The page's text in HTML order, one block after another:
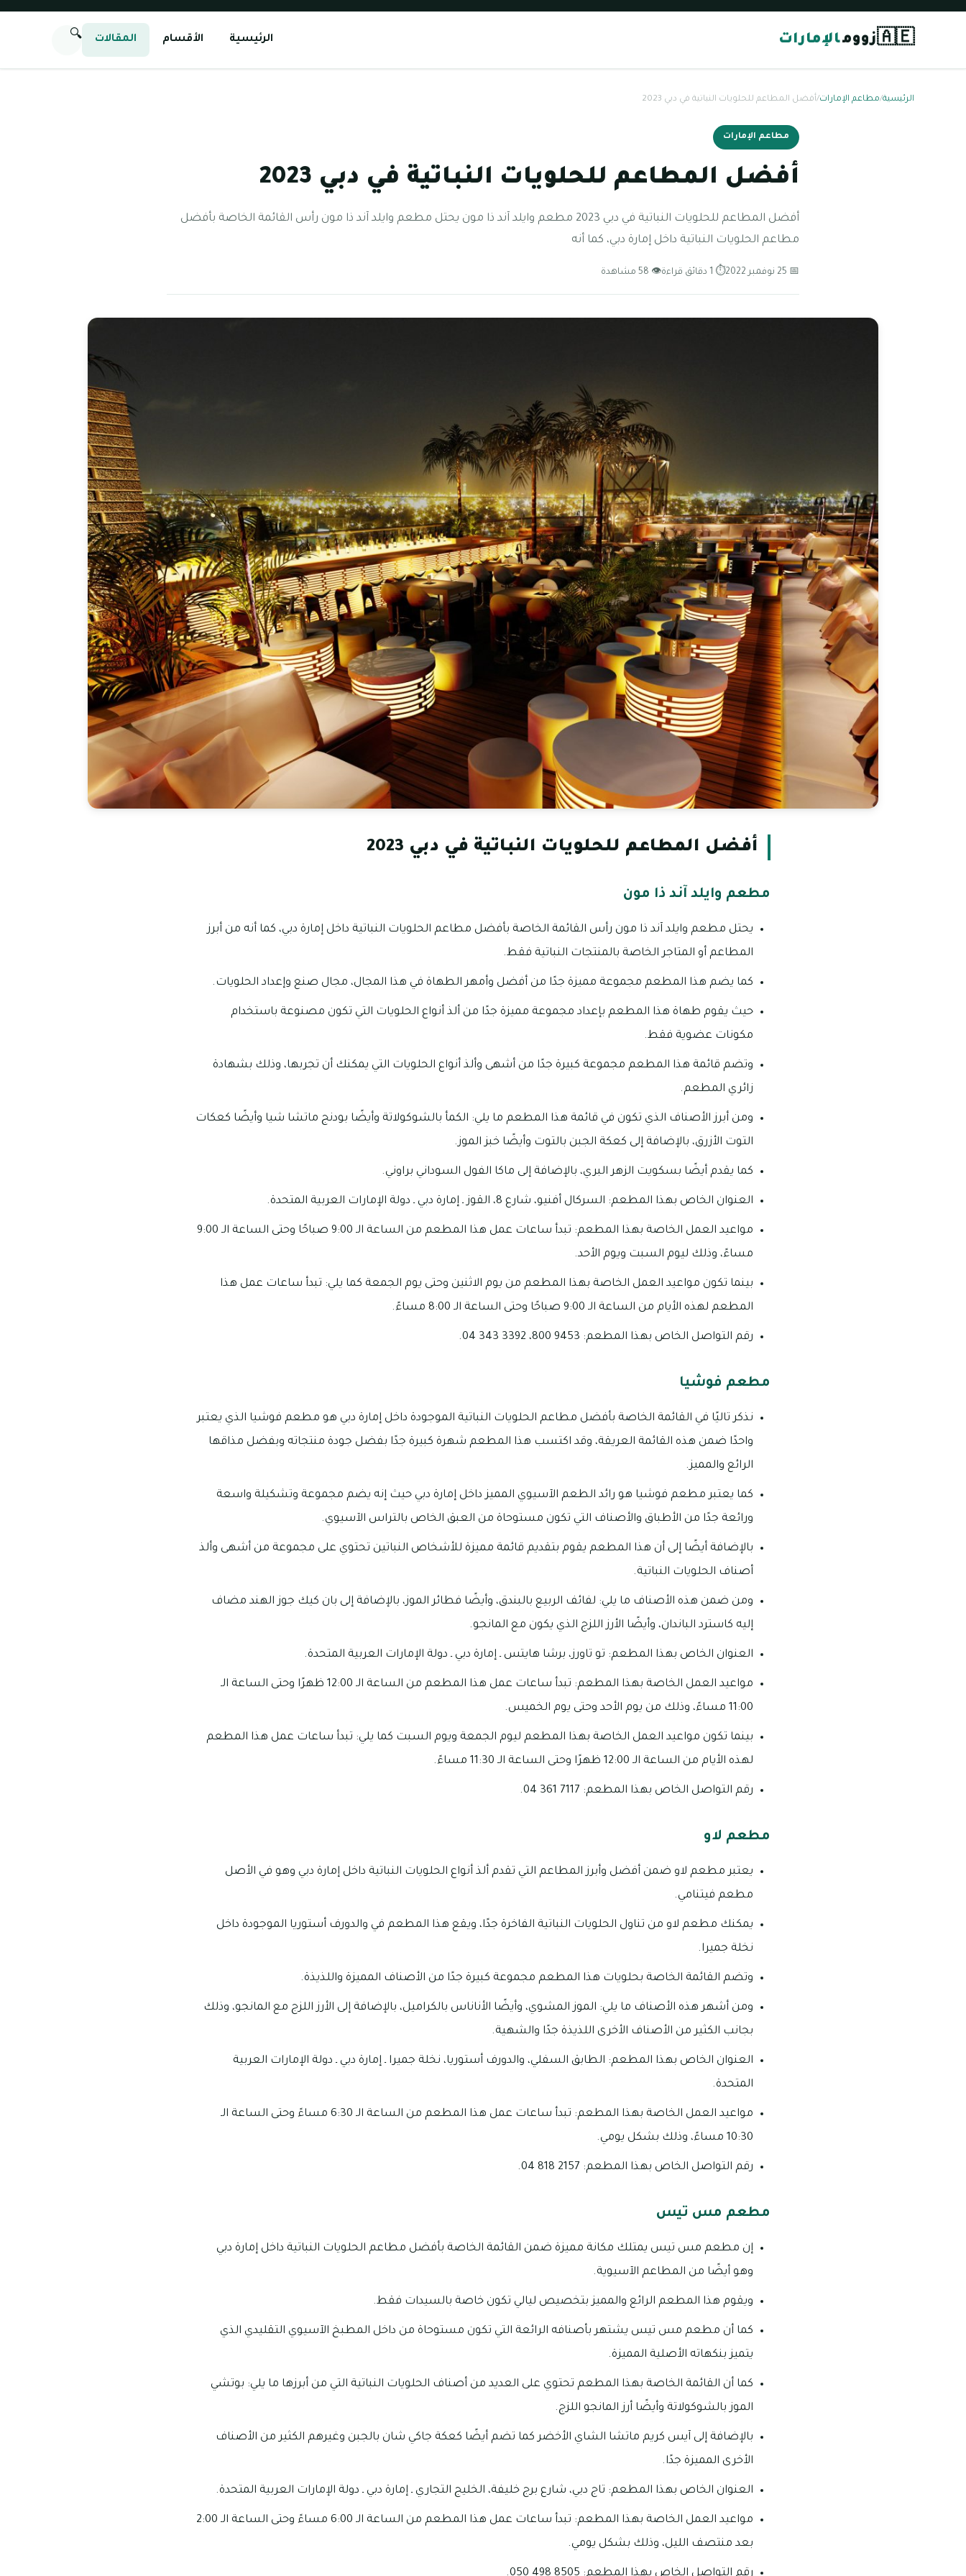
🇦🇪زوومالإمارات الرئيسية الأقسام المقالات 🔍
الرئيسية/مطاعم الإمارات/أفضل المطاعم للحلويات النباتية في دبي 2023
مطاعم الإمارات
أفضل المطاعم للحلويات النباتية في دبي 2023
أفضل المطاعم للحلويات النباتية في دبي 2023 مطعم وايلد آند ذا مون يحتل مطعم وايلد آند ذا مون رأس القائمة الخاصة بأفضل
مطاعم الحلويات النباتية داخل إمارة دبي، كما أنه
📅 25 نوفمبر 2022 ⏱ 1 دقائق قراءة 👁 58 مشاهدة
أفضل المطاعم للحلويات النباتية في دبي 2023
مطعم وايلد آند ذا مون
يحتل مطعم وايلد آند ذا مون رأس القائمة الخاصة بأفضل مطاعم الحلويات النباتية داخل إمارة دبي، كما أنه من أبرز
المطاعم أو المتاجر الخاصة بالمنتجات النباتية فقط.
كما يضم هذا المطعم مجموعة مميزة جدًا من أفضل وأمهر الطهاة في هذا المجال، مجال صنع وإعداد الحلويات.
حيث يقوم طهاة هذا المطعم بإعداد مجموعة مميزة جدًا من ألذ أنواع الحلويات التي تكون مصنوعة باستخدام
مكونات عضوية فقط.
وتضم قائمة هذا المطعم مجموعة كبيرة جدًا من أشهى وألذ أنواع الحلويات التي يمكنك أن تجربها، وذلك بشهادة
زائري المطعم.
ومن أبرز الأصناف الذي تكون في قائمة هذا المطعم ما يلي: الكمأ بالشوكولاتة وأيضًا بودنج ماتشا شيا وأيضًا كعكات
التوت الأزرق، بالإضافة إلى كعكة الجبن بالتوت وأيضًا خبز الموز.
كما يقدم أيضًا بسكويت الزهر البري، بالإضافة إلى ماكا الفول السوداني براوني.
العنوان الخاص بهذا المطعم: السركال أفنيو، شارع 8، القوز ـ إمارة دبي ـ دولة الإمارات العربية المتحدة.
مواعيد العمل الخاصة بهذا المطعم: تبدأ ساعات عمل هذا المطعم من الساعة الـ 9:00 صباحًا وحتى الساعة الـ 9:00
مساءً، وذلك ليوم السبت ويوم الأحد.
بينما تكون مواعيد العمل الخاصة بهذا المطعم من يوم الاثنين وحتى يوم الجمعة كما يلي: تبدأ ساعات عمل هذا
المطعم لهذه الأيام من الساعة الـ 9:00 صباحًا وحتى الساعة الـ 8:00 مساءً.
رقم التواصل الخاص بهذا المطعم: 9453 800، 3392 343 04.
مطعم فوشيا
نذكر تاليًا في القائمة الخاصة بأفضل مطاعم الحلويات النباتية الموجودة داخل إمارة دبي هو مطعم فوشيا الذي يعتبر
واحدًا ضمن هذه القائمة العريقة، وقد اكتسب هذا المطعم شهرة كبيرة جدًا بفضل جودة منتجاته وبفضل مذاقها
الرائع والمميز.
كما يعتبر مطعم فوشيا هو رائد الطعم الآسيوي المميز داخل إمارة دبي حيث إنه يضم مجموعة وتشكيلة واسعة
ورائعة جدًا من الأطباق والأصناف التي تكون مستوحاة من العبق الخاص بالتراس الآسيوي.
بالإضافة أيضًا إلى أن هذا المطعم يقوم بتقديم قائمة مميزة للأشخاص النباتين تحتوي على مجموعة من أشهى وألذ
أصناف الحلويات النباتية.
ومن ضمن هذه الأصناف ما يلي: لفائف الربيع بالبندق، وأيضًا فطائر الموز، بالإضافة إلى بان كيك جوز الهند مضاف
إليه كاسترد الباندان، وأيضًا الأرز اللزج الذي يكون مع المانجو.
العنوان الخاص بهذا المطعم: تو تاورز، برشا هايتس ـ إمارة دبي ـ دولة الإمارات العربية المتحدة.
مواعيد العمل الخاصة بهذا المطعم: تبدأ ساعات عمل هذا المطعم من الساعة الـ 12:00 ظهرًا وحتى الساعة الـ
11:00 مساءً، وذلك من يوم الأحد وحتى يوم الخميس.
بينما تكون مواعيد العمل الخاصة بهذا المطعم ليوم الجمعة ويوم السبت كما يلي: تبدأ ساعات عمل هذا المطعم
لهذه الأيام من الساعة الـ 12:00 ظهرًا وحتى الساعة الـ 11:30 مساءً.
رقم التواصل الخاص بهذا المطعم: 7117 361 04.
مطعم لاو
يعتبر مطعم لاو ضمن أفضل وأبرز المطاعم التي تقدم ألذ أنواع الحلويات النباتية داخل إمارة دبي وهو في الأصل
مطعم فيتنامي.
يمكنك مطعم لاو من تناول الحلويات النباتية الفاخرة جدًا، ويقع هذا المطعم في والدورف أستوريا الموجودة داخل
نخلة جميرا.
وتضم القائمة الخاصة بحلويات هذا المطعم مجموعة كبيرة جدًا من الأصناف المميزة واللذيذة.
ومن أشهر هذه الأصناف ما يلي: الموز المشوي، وأيضًا الأناناس بالكراميل، بالإضافة إلى الأرز اللزج مع المانجو، وذلك
بجانب الكثير من الأصناف الأخرى اللذيذة جدًا والشهية.
العنوان الخاص بهذا المطعم: الطابق السفلي، والدورف أستوريا، نخلة جميرا ـ إمارة دبي ـ دولة الإمارات العربية
المتحدة.
مواعيد العمل الخاصة بهذا المطعم: تبدأ ساعات عمل هذا المطعم من الساعة الـ 6:30 مساءً وحتى الساعة الـ
10:30 مساءً، وذلك بشكل يومي.
رقم التواصل الخاص بهذا المطعم: 2157 818 04.
مطعم مس تيس
إن مطعم مس تيس يمتلك مكانة مميزة ضمن القائمة الخاصة بأفضل مطاعم الحلويات النباتية داخل إمارة دبي
وهو أيضًا من المطاعم الآسيوية.
ويقوم هذا المطعم الرائع والمميز بتخصيص ليالي تكون خاصة بالسيدات فقط.
كما أن مطعم مس تيس يشتهر بأصنافه الرائعة التي تكون مستوحاة من داخل المطبخ الآسيوي التقليدي الذي
يتميز بنكهاته الأصلية المميزة.
كما أن القائمة الخاصة بهذا المطعم تحتوي على العديد من أصناف الحلويات النباتية التي من أبرزها ما يلي: بوتشي
الموز بالشوكولاتة وأيضًا أرز المانجو اللزج.
بالإضافة إلى آيس كريم ماتشا الشاي الأخضر كما تضم أيضًا كعكة جاكي شان بالجبن وغيرهم الكثير من الأصناف
الأخرى المميزة جدًا.
العنوان الخاص بهذا المطعم: تاج دبي، شارع برج خليفة، الخليج التجاري ـ إمارة دبي ـ دولة الإمارات العربية المتحدة.
مواعيد العمل الخاصة بهذا المطعم: تبدأ ساعات عمل هذا المطعم من الساعة الـ 6:00 مساءً وحتى الساعة الـ 2:00
بعد منتصف الليل، وذلك بشكل يومي.
رقم التواصل الخاص بهذا المطعم: 8505 498 050.